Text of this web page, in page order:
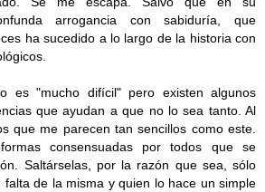
arrogancia con sabiduría, que
ha sucedido a lo largo de la historia con
es "mucho difícil" pero existen algunos
que ayudan a que no lo sea tanto. Al
que me parecen tan sencillos como este.
consensuadas por todos que se
Saltárselas, por la razón que sea, sólo
falta de la misma y quien lo hace un simple